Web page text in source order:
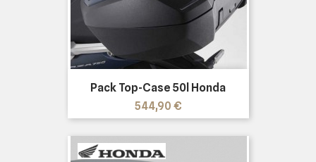
Pack Top-Case 50l Honda
Precio
544,90 €